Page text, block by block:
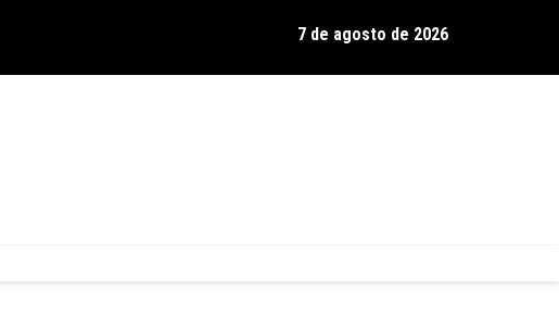
Delírios de Hamilton celebra 30 anos de estrada com show no Gravador
7 de agosto de 2026